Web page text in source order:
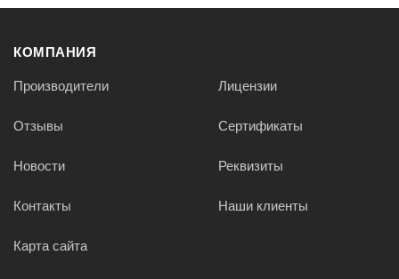
КОМПАНИЯ
Производители Лицензии
Отзывы Сертификаты
Новости Реквизиты
Контакты Наши клиенты
Карта сайта